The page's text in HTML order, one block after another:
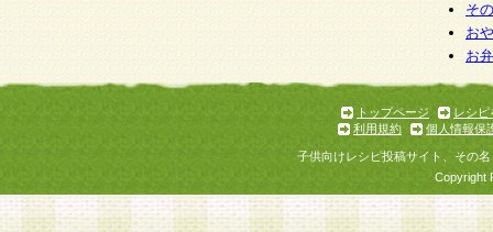
加・ 利用停止等を求められた場合には、ご本人
て確認できた場合に限り、法令に準拠して合理的
いただきます。なお、開示 請求等の請求先は個
ります。
1.会員とは、本規約等を承諾のうえ、当社所定の
了し、当社が承認した者、グループとします。な
が以下に該当する場合は会員登録をすることがで
そ
お
お
トップページ
レシピ
利用規約
個人情報保
子供向けレシピ投稿サイト、その
Copyright